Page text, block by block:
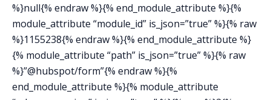
%}null{% endraw %}{% end_module_attribute %}{%
module_attribute “module_id” is_json=”true” %}{% raw
%}1155238{% endraw %}{% end_module_attribute %}
{% module_attribute “path” is_json=”true” %}{% raw
%}”@hubspot/form”{% endraw %}{%
end_module_attribute %}{% module_attribute